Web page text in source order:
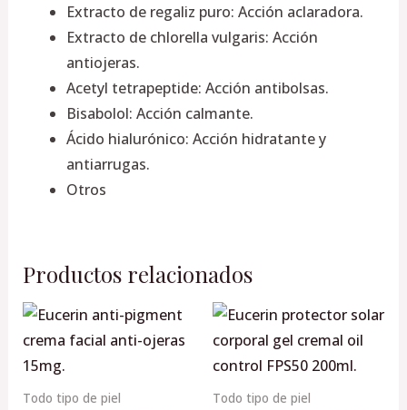
Extracto de regaliz puro: Acción aclaradora.
Extracto de chlorella vulgaris: Acción
antiojeras.
Acetyl tetrapeptide: Acción antibolsas.
Bisabolol: Acción calmante.
Ácido hialurónico: Acción hidratante y
antiarrugas.
Otros
Productos relacionados
Todo tipo de piel Todo tipo de piel